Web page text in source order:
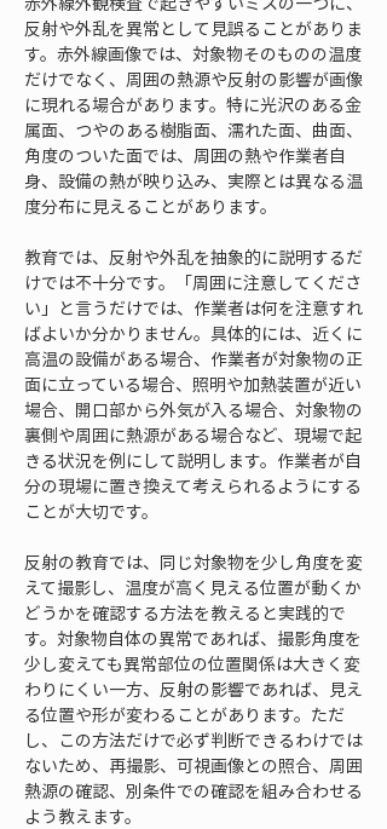
反射や外乱を異常として見誤ることがありま
す。赤外線画像では、対象物そのものの温度
だけでなく、周囲の熱源や反射の影響が画像
に現れる場合があります。特に光沢のある金
属面、つやのある樹脂面、濡れた面、曲面、
角度のついた面では、周囲の熱や作業者自
身、設備の熱が映り込み、実際とは異なる温
度分布に見えることがあります。
教育では、反射や外乱を抽象的に説明するだ
けでは不十分です。「周囲に注意してくださ
い」と言うだけでは、作業者は何を注意すれ
ばよいか分かりません。具体的には、近くに
高温の設備がある場合、作業者が対象物の正
面に立っている場合、照明や加熱装置が近い
場合、開口部から外気が入る場合、対象物の
裏側や周囲に熱源がある場合など、現場で起
きる状況を例にして説明します。作業者が自
分の現場に置き換えて考えられるようにする
ことが大切です。
反射の教育では、同じ対象物を少し角度を変
えて撮影し、温度が高く見える位置が動くか
どうかを確認する方法を教えると実践的で
す。対象物自体の異常であれば、撮影角度を
少し変えても異常部位の位置関係は大きく変
わりにくい一方、反射の影響であれば、見え
る位置や形が変わることがあります。ただ
し、この方法だけで必ず判断できるわけでは
ないため、再撮影、可視画像との照合、周囲
熱源の確認、別条件での確認を組み合わせる
よう教えます。